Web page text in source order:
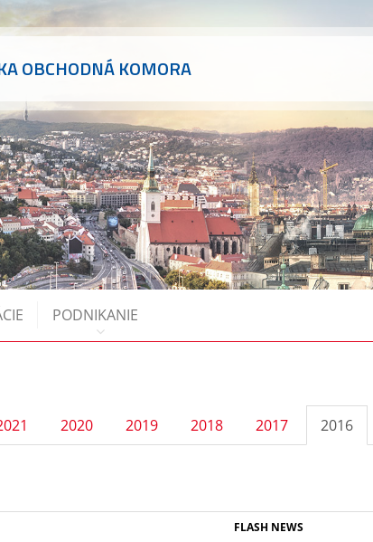
OBCHODNÁ KOMORA
PODNIKANIE
2020 2019 2018 2017 2016
FLASH NEWS